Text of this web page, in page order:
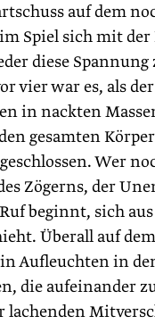
auf dem
Spiel sich mit
diese
vier war es, als
in nackten
gesamten
Wer
Zögerns, der
beginnt, sich
Überall auf
Aufleuchten in
die aufeinander
lachenden